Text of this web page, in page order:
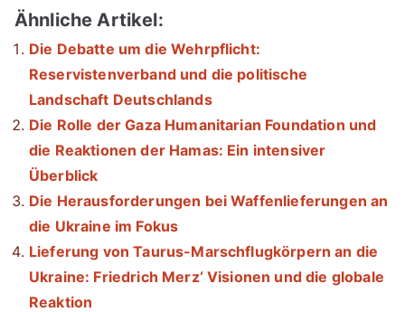
Ähnliche Artikel:
Die Debatte um die Wehrpflicht:
Reservistenverband und die politische
Landschaft Deutschlands
Die Rolle der Gaza Humanitarian Foundation und
die Reaktionen der Hamas: Ein intensiver
Überblick
Die Herausforderungen bei Waffenlieferungen an
die Ukraine im Fokus
Lieferung von Taurus-Marschflugkörpern an die
Ukraine: Friedrich Merz‘ Visionen und die globale
Reaktion